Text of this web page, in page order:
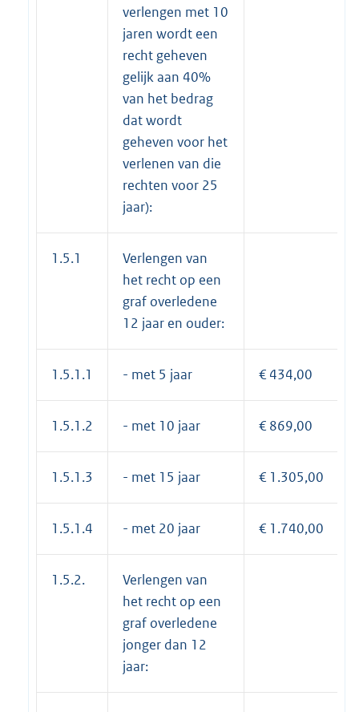
verlengen met 10
jaren wordt een
recht geheven
gelijk aan 40%
van het bedrag
dat wordt
geheven voor het
verlenen van die
rechten voor 25
jaar):
1.5.1
Verlengen van
het recht op een
graf overledene
12 jaar en ouder:
1.5.1.1 - met 5 jaar € 434,00
1.5.1.2 - met 10 jaar € 869,00
1.5.1.3 - met 15 jaar € 1.305,00
1.5.1.4 - met 20 jaar € 1.740,00
1.5.2.
Verlengen van
het recht op een
graf overledene
jonger dan 12
jaar: